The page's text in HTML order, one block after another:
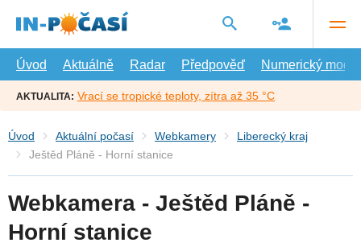
hlavní
Úvod
Aktuálně Radar Předpověď Numerický model
AKTUALITA: Vrací se tropické teploty, zítra až 35 °C
Úvod Aktuální počasí Webkamery
Liberecký kraj
Ještěd Pláně - Horní stanice
Webkamera - Ještěd Pláně -
Horní stanice